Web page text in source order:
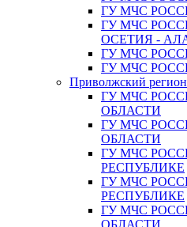
ГУ МЧС
ГУ МЧС
ОСЕТИЯ -
ГУ МЧС
ГУ МЧС
Приволжский
ГУ МЧС
ОБЛАСТИ
ГУ МЧС
ОБЛАСТИ
ГУ МЧС
РЕСПУБЛИКЕ
ГУ МЧС
РЕСПУБЛИКЕ
ГУ МЧС
ОБЛАСТИ